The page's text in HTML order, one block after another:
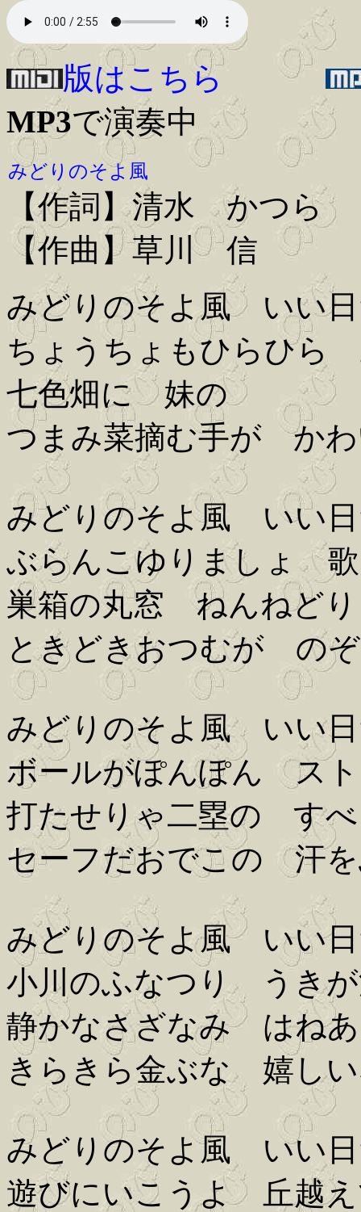
版はこちら
MP3で演奏中
みどりのそよ風
【作詞】清水 かつら
【作曲】草川 信
みどりのそよ風 いい
ちょうちょもひらひら
七色畑に 妹の
つまみ菜摘む手が か
みどりのそよ風 いい
ぶらんこゆりましょ
巣箱の丸窓 ねんねどり
ときどきおつむが の
みどりのそよ風 いい
ボールがぽんぽん ス
打たせりゃ二塁の す
セーフだおでこの 汗
みどりのそよ風 いい
小川のふなつり うき
静かなさざなみ はね
きらきら金ぶな 嬉し
みどりのそよ風 いい
遊びにいこうよ 丘越